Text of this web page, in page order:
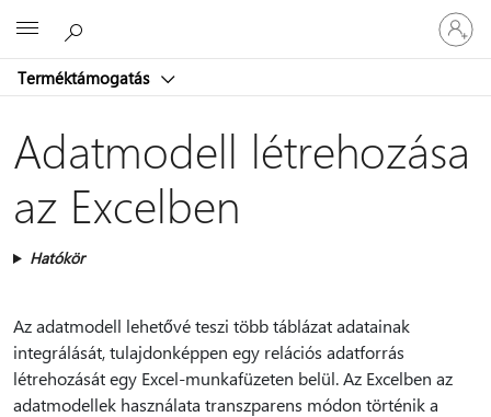
Terméktámogatás
be
a
Adatmodell létrehozása
az Excelben
Hatókör
Az adatmodell lehetővé teszi több táblázat adatainak
integrálását, tulajdonképpen egy relációs adatforrás
létrehozását egy Excel-munkafüzeten belül. Az Excelben az
adatmodellek használata transzparens módon történik a